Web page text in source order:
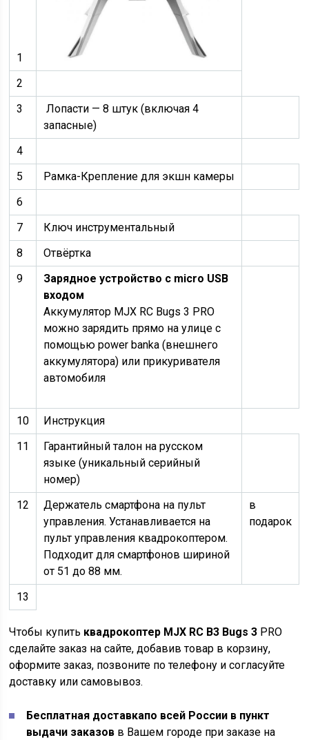
1
2
3
Лопасти — 8 штук (включая 4
запасные)
4
5
Рамка-Крепление для экшн камеры
6
7
Ключ инструментальный
8
Отвёртка
9
Зарядное устройство с micro USB
входом
Аккумулятор MJX RC Bugs 3 PRO
можно зарядить прямо на улице с
помощью power banka (внешнего
аккумулятора) или прикуривателя
автомобиля
10
Инструкция
11
Гарантийный талон на русском
языке (уникальный серийный
номер)
12
Держатель смартфона на пульт
управления. Устанавливается на
пульт управления квадрокоптером.
Подходит для смартфонов шириной
от 51 до 88 мм.
в
подарок
13
Чтобы купить квадрокоптер MJX RC B3 Bugs 3 PRO
сделайте заказ на сайте, добавив товар в корзину,
оформите заказ, позвоните по телефону и согласуйте
доставку или самовывоз.
Бесплатная доставкапо всей России в пункт
выдачи заказов в Вашем городе при заказе на